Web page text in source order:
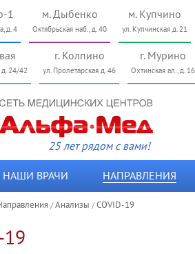
1
д. 4
м. Дыбенко
Октябрьская наб., д. 40
м. Купчино
ул. Купчинская д. 21
д. 24/42
г. Колпино
ул. Пролетарская д. 46
г. Мурино
Охтинская ал., д. 16
25 лет рядом с вами!
НАШИ ВРАЧИ НАПРАВЛЕНИЯ
/Анализы /COVID-19
19